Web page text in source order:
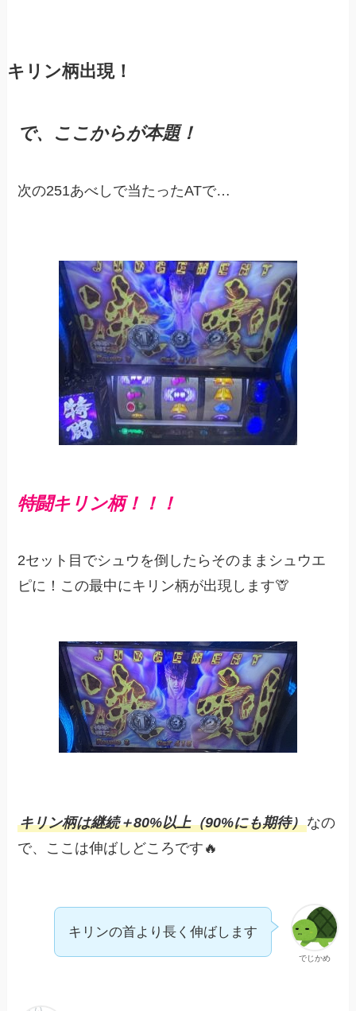
キリン柄出現！
で、ここからが本題！
次の251あべしで当たったATで…
特闘キリン柄！！！
2セット目でシュウを倒したらそのままシュウエ
ピに！この最中にキリン柄が出現します🦒
キリン柄は継続＋80%以上（90%にも期待）なの
で、ここは伸ばしどころです🔥
でじかめ
キリンの首より長く伸ばします